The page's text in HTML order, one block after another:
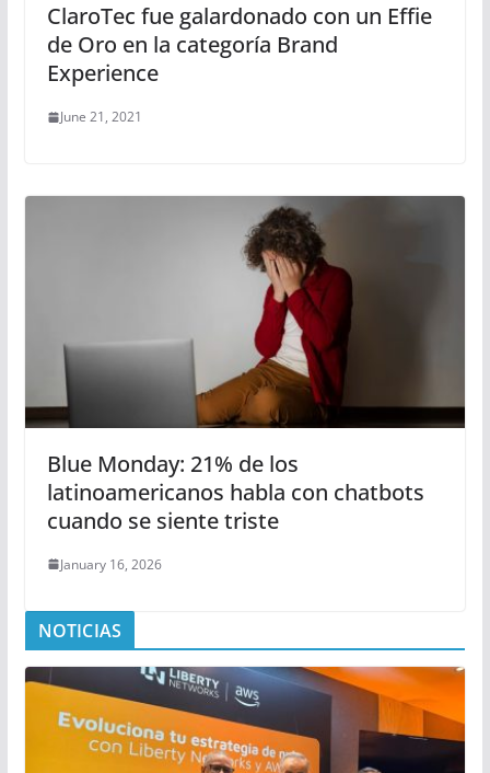
ClaroTec fue galardonado con un Effie
de Oro en la categoría Brand
Experience
June 21, 2021
Blue Monday: 21% de los
latinoamericanos habla con chatbots
cuando se siente triste
January 16, 2026
NOTICIAS